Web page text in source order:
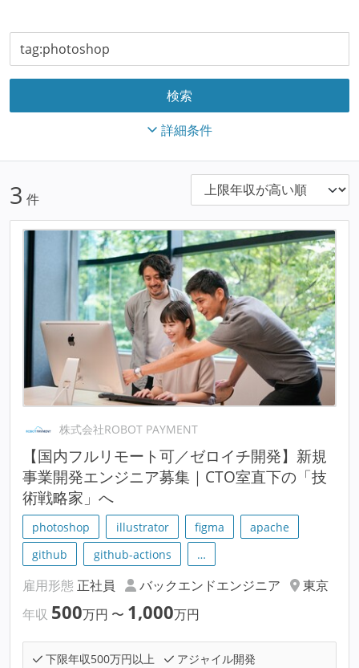
詳細条件
3 件
株式会社ROBOT PAYMENT
【国内フルリモート可／ゼロイチ開発】新規
事業開発エンジニア募集｜CTO室直下の「技
術戦略家」へ
photoshop illustrator figma
apache
github
github-actions …
雇用形態 正社員 バックエンドエンジニア
東京
年収 500万円 〜 1,000万円
下限年収500万円以上
アジャイル開発